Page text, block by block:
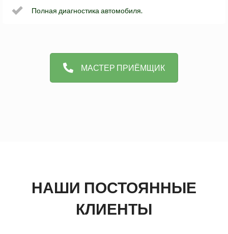
Полная диагностика автомобиля.
МАСТЕР ПРИЁМЩИК
НАШИ ПОСТОЯННЫЕ
КЛИЕНТЫ